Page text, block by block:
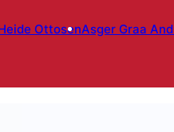
OttosenAsger Graa